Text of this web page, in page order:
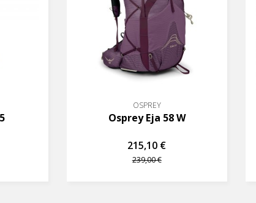
OSPREY
Osprey Eja 58 W
215,10 €
239,00 €